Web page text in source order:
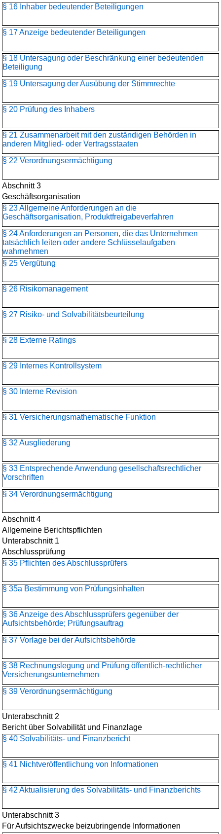
§ 16 Inhaber bedeutender Beteiligungen
§ 17 Anzeige bedeutender Beteiligungen
§ 18 Untersagung oder Beschränkung einer bedeutenden
Beteiligung
§ 19 Untersagung der Ausübung der Stimmrechte
§ 20 Prüfung des Inhabers
§ 21 Zusammenarbeit mit den zuständigen Behörden in
anderen Mitglied- oder Vertragsstaaten
§ 22 Verordnungsermächtigung
Abschnitt 3
Geschäftsorganisation
§ 23 Allgemeine Anforderungen an die
Geschäftsorganisation, Produktfreigabeverfahren
§ 24 Anforderungen an Personen, die das Unternehmen
tatsächlich leiten oder andere Schlüsselaufgaben
wahrnehmen
§ 25 Vergütung
§ 26 Risikomanagement
§ 27 Risiko- und Solvabilitätsbeurteilung
§ 28 Externe Ratings
§ 29 Internes Kontrollsystem
§ 30 Interne Revision
§ 31 Versicherungsmathematische Funktion
§ 32 Ausgliederung
§ 33 Entsprechende Anwendung gesellschaftsrechtlicher
Vorschriften
§ 34 Verordnungsermächtigung
Abschnitt 4
Allgemeine Berichtspflichten
Unterabschnitt 1
Abschlussprüfung
§ 35 Pflichten des Abschlussprüfers
§ 35a Bestimmung von Prüfungsinhalten
§ 36 Anzeige des Abschlussprüfers gegenüber der
Aufsichtsbehörde; Prüfungsauftrag
§ 37 Vorlage bei der Aufsichtsbehörde
§ 38 Rechnungslegung und Prüfung öffentlich-rechtlicher
Versicherungsunternehmen
§ 39 Verordnungsermächtigung
Unterabschnitt 2
Bericht über Solvabilität und Finanzlage
§ 40 Solvabilitäts- und Finanzbericht
§ 41 Nichtveröffentlichung von Informationen
§ 42 Aktualisierung des Solvabilitäts- und Finanzberichts
Unterabschnitt 3
Für Aufsichtszwecke beizubringende Informationen